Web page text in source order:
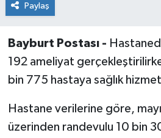
Paylaş
Bayburt Postası -
192 ameliyat
bin 775 hastaya sağlık
Hastane verilerine göre,
üzerinden randevulu 10 bin